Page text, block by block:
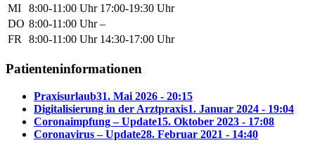
MI
8:00-11:00 Uhr 17:00-19:30 Uhr
DO 8:00-11:00 Uhr –
FR
8:00-11:00 Uhr 14:30-17:00 Uhr
Patienteninformationen
Praxisurlaub31. Mai 2026 - 20:15
Digitalisierung in der Arztpraxis1. Januar 2024 - 19:04
Coronaimpfung – Update15. Oktober 2023 - 17:08
Coronavirus – Update28. Februar 2021 - 14:40